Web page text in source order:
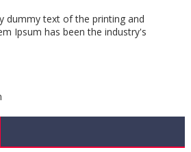
dummy text of the printing and
Ipsum has been the industry's